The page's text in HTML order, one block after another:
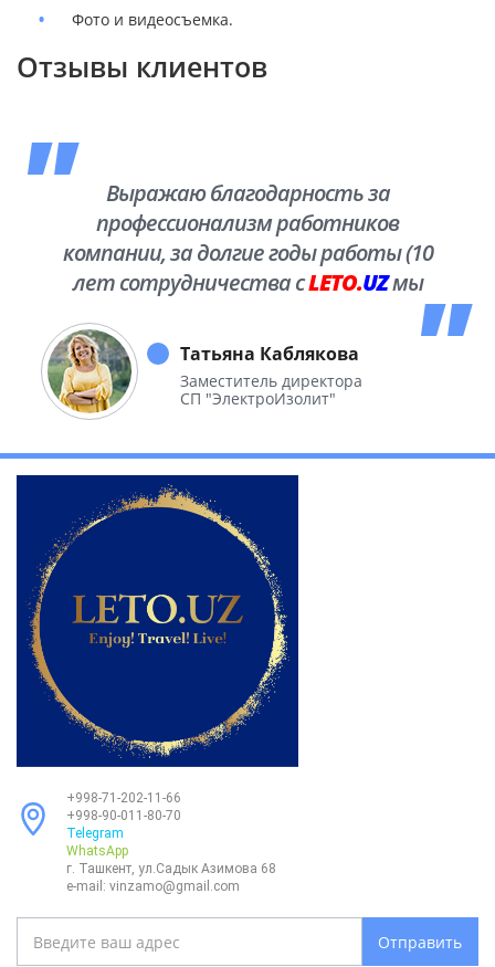
Фото и видеосъемка.
Отзывы клиентов
Выражаю благодарность за
профессионализм работников
компании, за долгие годы работы (10
лет сотрудничества сLETO.UZмы
необъятной Родины.
Татьяна Каблякова
Заместитель директора
СП "ЭлектроИзолит"
+998-71-202-11-66
+998-90-011-80-70
Telegram
WhatsApp
г. Ташкент, ул.Садык Азимова 68
e-mail: vinzamo@gmail.com
Отправить